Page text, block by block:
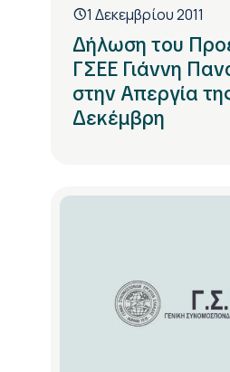
1 Δεκεμβρίου 2011
Δήλωση του
ΓΣΕΕ Γιάννη
στην Απεργία
Δεκέμβρη